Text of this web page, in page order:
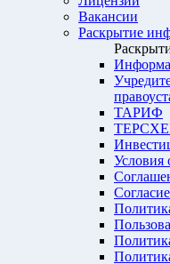
Вакансии
Раскрытие
ТАРИФ
Условия